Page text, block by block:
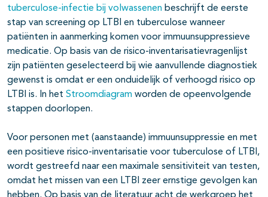
tuberculose-infectie bij volwassenen beschrijft de eerste
stap van screening op LTBI en tuberculose wanneer
patiënten in aanmerking komen voor immuunsuppressieve
medicatie. Op basis van de risico-inventarisatievragenlijst
zijn patiënten geselecteerd bij wie aanvullende diagnostiek
gewenst is omdat er een onduidelijk of verhoogd risico op
LTBI is. In het Stroomdiagram worden de opeenvolgende
stappen doorlopen.
Voor personen met (aanstaande) immuunsuppressie en met
een positieve risico-inventarisatie voor tuberculose of LTBI,
wordt gestreefd naar een maximale sensitiviteit van testen,
omdat het missen van een LTBI zeer ernstige gevolgen kan